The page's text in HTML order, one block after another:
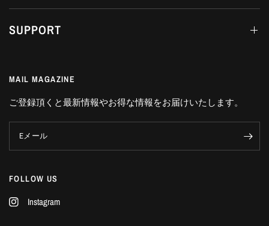
SUPPORT
MAIL MAGAZINE
ご登録頂くと最新情報やお得な情報をお届けいたします。
Eメール
FOLLOW US
Instagram